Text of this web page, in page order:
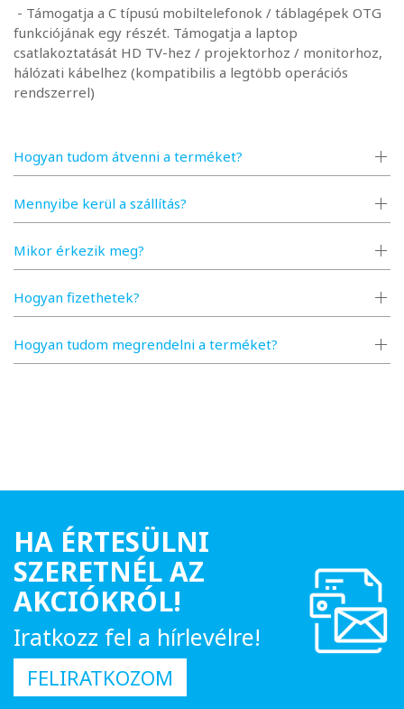
Hogyan tudom átvenni a terméket?
Mennyibe kerül a szállítás?
Mikor érkezik meg?
Hogyan fizethetek?
Hogyan tudom megrendelni a terméket?
- Támogatja a C típusú mobiltelefonok / táblagépek OTG
funkciójának egy részét. Támogatja a laptop
csatlakoztatását HD TV-hez / projektorhoz / monitorhoz,
hálózati kábelhez (kompatibilis a legtöbb operációs
rendszerrel)
HA ÉRTESÜLNI
SZERETNÉL AZ
AKCIÓKRÓL!
Iratkozz fel a hírlevélre!
FELIRATKOZOM